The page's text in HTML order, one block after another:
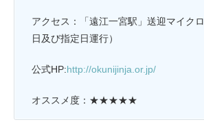
アクセス：「遠江一宮駅」送迎マイク
日及び指定日運行）
公式HP:http://okunijinja.or.jp/
オススメ度：★★★★★